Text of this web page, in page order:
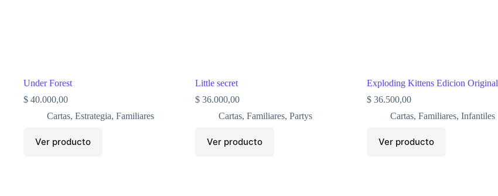
Under Forest
$ 40.000,00
Cartas, Estrategia, Familiares
Ver producto
Little secret
$ 36.000,00
Cartas,Familiares,Partys
Ver producto
Exploding Kittens Edicion Original
$ 36.500,00
Cartas,Familiares,Infantiles
Ver producto